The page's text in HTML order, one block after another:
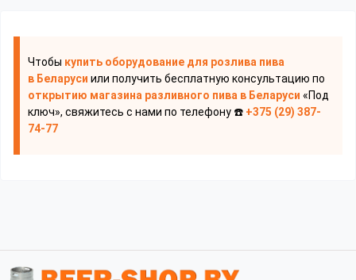
Чтобы купить оборудование для розлива пива
в Беларуси или получить бесплатную консультацию по
открытию магазина разливного пива в Беларуси «Под
ключ», свяжитесь с нами по телефону ☎️ +375 (29) 387-
74-77